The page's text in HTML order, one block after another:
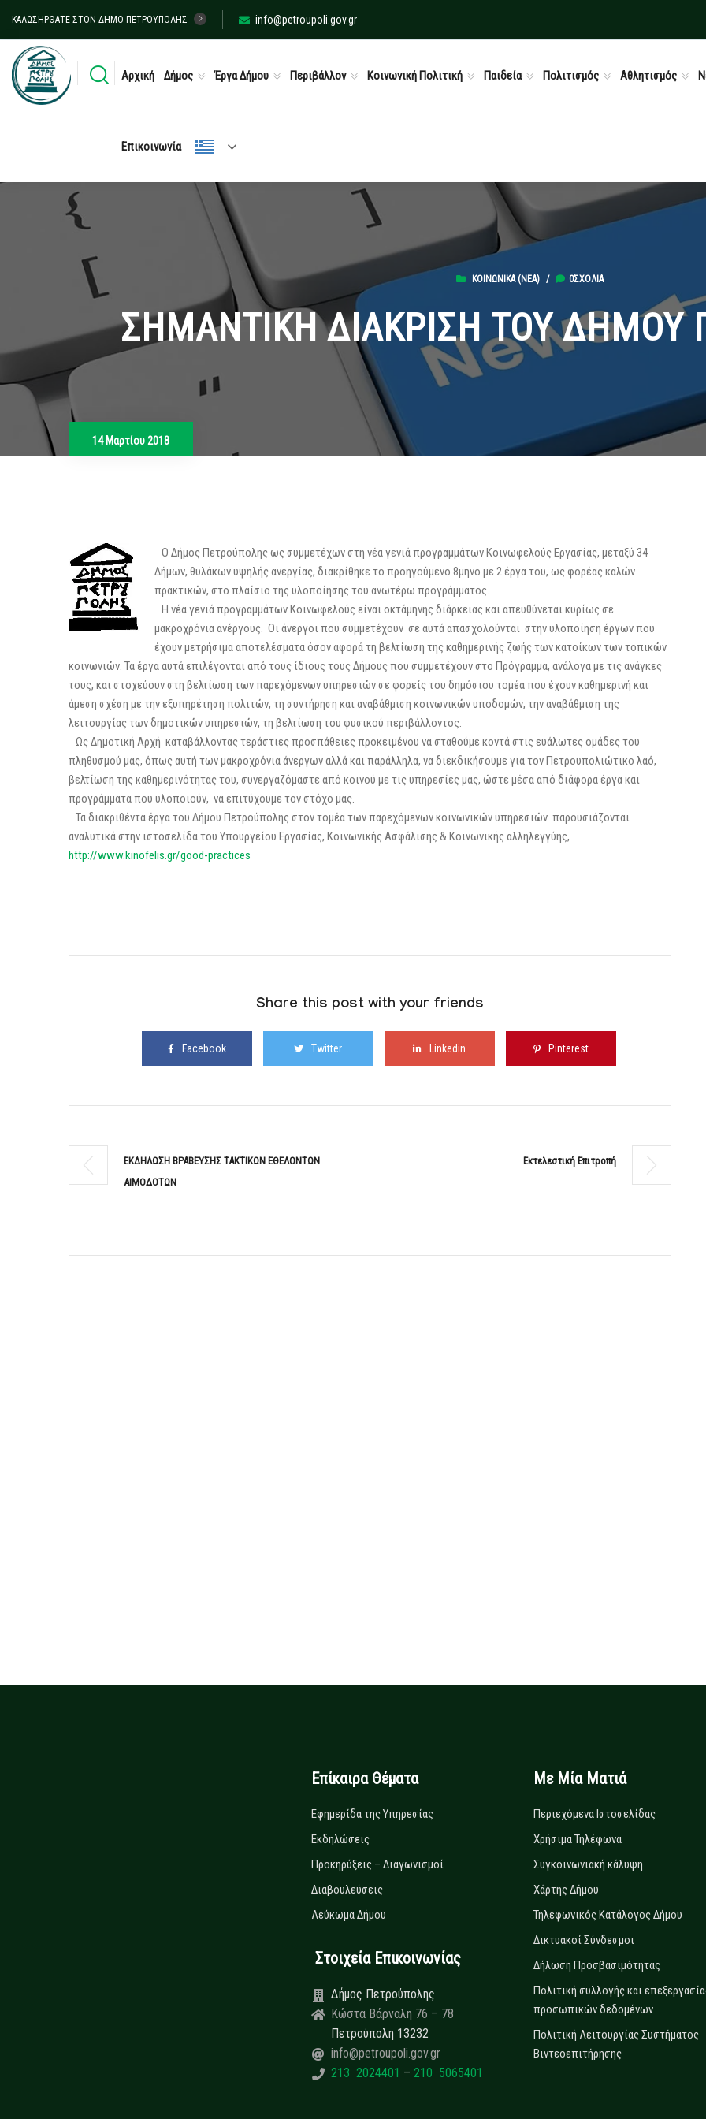
ΚΑΛΩΣΉΡΘΑΤΕ ΣΤΟΝ ΔΉΜΟ ΠΕΤΡΟΎΠΟΛΗΣ info@petroupoli.gov.gr
Αρχική Δήμος Έργα Δήμου Περιβάλλον Κοινωνική Πολιτική Παιδεία Πολιτισμός Αθλητισμός
Επικοινωνία
ΚΟΙΝΩΝΙΚΆ (ΝΕΑ)/ 0ΣΧΌΛΙΑ
ΣΗΜΑΝΤΙΚΗ ΔΙΑΚΡΙΣΗ ΤΟΥ ΔΗΜΟΥ
14 Μαρτίου 2018
Ο Δήμος Πετρούπολης ως συμμετέχων στη νέα γενιά προγραμμάτων Κοινωφελούς Εργασίας, μεταξύ 34
Δήμων, θυλάκων υψηλής ανεργίας, διακρίθηκε το προηγούμενο 8μηνο με 2 έργα του, ως φορέας καλών
πρακτικών, στο πλαίσιο της υλοποίησης του ανωτέρω προγράμματος.
Η νέα γενιά προγραμμάτων Κοινωφελούς είναι οκτάμηνης διάρκειας και απευθύνεται κυρίως σε
μακροχρόνια ανέργους. Οι άνεργοι που συμμετέχουν σε αυτά απασχολoύνται στην υλοποίηση έργων που
έχουν μετρήσιμα αποτελέσματα όσον αφορά τη βελτίωση της καθημερινής ζωής των κατοίκων των τοπικών
κοινωνιών. Τα έργα αυτά επιλέγονται από τους ίδιους τους Δήμους που συμμετέχουν στο Πρόγραμμα, ανάλογα με τις ανάγκες
τους, και στοχεύουν στη βελτίωση των παρεχόμενων υπηρεσιών σε φορείς του δημόσιου τομέα που έχουν καθημερινή και
άμεση σχέση με την εξυπηρέτηση πολιτών, τη συντήρηση και αναβάθμιση κοινωνικών υποδομών, την αναβάθμιση της
λειτουργίας των δημοτικών υπηρεσιών, τη βελτίωση του φυσικού περιβάλλοντος.
Ως Δημοτική Αρχή καταβάλλοντας τεράστιες προσπάθειες προκειμένου να σταθούμε κοντά στις ευάλωτες ομάδες του
πληθυσμού μας, όπως αυτή των μακροχρόνια άνεργων αλλά και παράλληλα, να διεκδικήσουμε για τον Πετρουπολιώτικο λαό,
βελτίωση της καθημερινότητας του, συνεργαζόμαστε από κοινού με τις υπηρεσίες μας, ώστε μέσα από διάφορα έργα και
προγράμματα που υλοποιούν, να επιτύχουμε τον στόχο μας.
Τα διακριθέντα έργα του Δήμου Πετρούπολης στον τομέα των παρεχόμενων κοινωνικών υπηρεσιών παρουσιάζονται
αναλυτικά στην ιστοσελίδα του Υπουργείου Εργασίας, Κοινωνικής Ασφάλισης & Κοινωνικής αλληλεγγύης,
http://www.kinofelis.gr/good-practices
Share this post with your friends
Facebook Twitter Linkedin Pinterest
ΕΚΔΗΛΩΣΗ ΒΡΑΒΕΥΣΗΣ ΤΑΚΤΙΚΩΝ ΕΘΕΛΟΝΤΩΝ
ΑΙΜΟΔΟΤΩΝ
Εκτελεστική Επιτροπή
Επίκαιρα Θέματα
Εφημερίδα της Υπηρεσίας
Εκδηλώσεις
Προκηρύξεις – Διαγωνισμοί
Διαβουλεύσεις
Λεύκωμα Δήμου
Στοιχεία Επικοινωνίας
Δήμος Πετρούπολης
Κώστα Βάρναλη 76 – 78
Πετρούπολη 13232
info@petroupoli.gov.gr
213 2024401 – 210 5065401
Με Μία Ματιά
Περιεχόμενα Ιστοσελίδας
Χρήσιμα Τηλέφωνα
Συγκοινωνιακή κάλυψη
Χάρτης Δήμου
Τηλεφωνικός Κατάλογος Δήμου
Δικτυακοί Σύνδεσμοι
Δήλωση Προσβασιμότητας
Πολιτική συλλογής και
προσωπικών δεδομένων
Πολιτική Λειτουργίας Συστήματος
Βιντεοεπιτήρησης